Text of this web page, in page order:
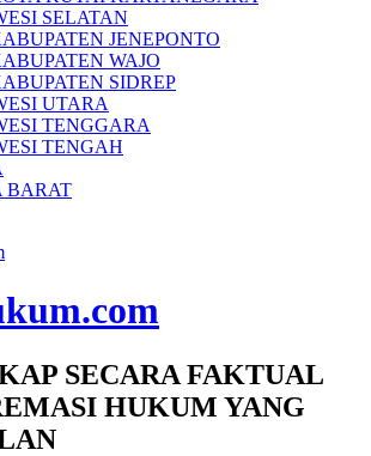
SELATAN
JENEPONTO
WAJO
SIDREP
UTARA
TENGGARA
TENGAH
BARAT
SECARA FAKTUAL
HUKUM YANG